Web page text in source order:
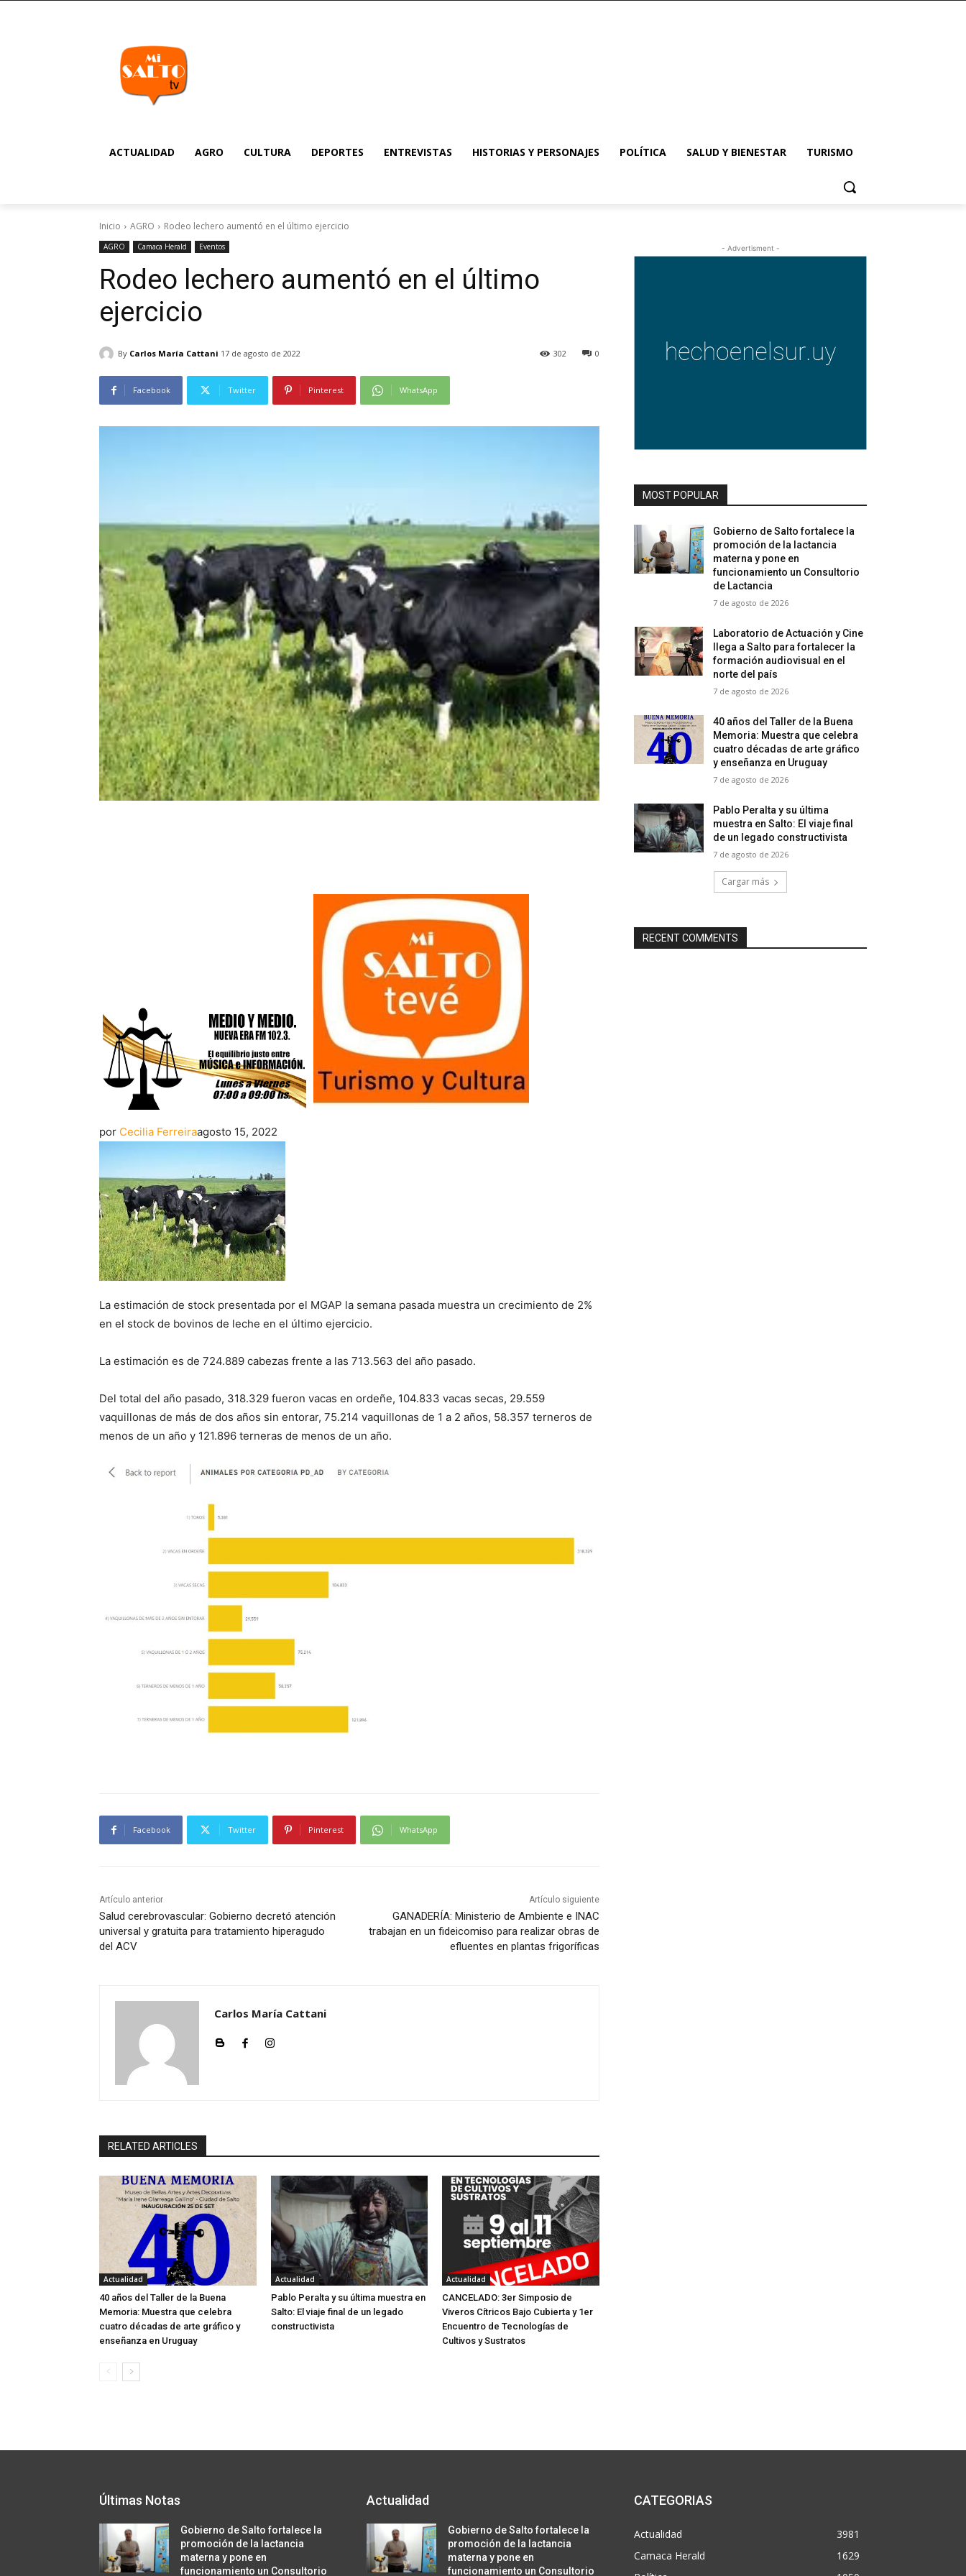
ACTUALIDAD AGRO CULTURA DEPORTES ENTREVISTAS HISTORIAS Y PERSONAJES POLÍTICA SALUD Y BIENESTAR TURISMO
Inicio AGRO Rodeo lechero aumentó en el último ejercicio
AGRO Camaca Herald Eventos
Rodeo lechero aumentó en el último
ejercicio
By Carlos María Cattani 17 de agosto de 2022 0
302
Facebook Twitter Pinterest WhatsApp
por Cecilia Ferreiraagosto 15, 2022
La estimación de stock presentada por el MGAP la semana pasada muestra un crecimiento de 2%
en el stock de bovinos de leche en el último ejercicio.
La estimación es de 724.889 cabezas frente a las 713.563 del año pasado.
Del total del año pasado, 318.329 fueron vacas en ordeñe, 104.833 vacas secas, 29.559
vaquillonas de más de dos años sin entorar, 75.214 vaquillonas de 1 a 2 años, 58.357 terneros de
menos de un año y 121.896 terneras de menos de un año.
Facebook Twitter Pinterest WhatsApp
Artículo anterior
Salud cerebrovascular: Gobierno decretó atención
universal y gratuita para tratamiento hiperagudo
del ACV
Artículo siguiente
GANADERÍA: Ministerio de Ambiente e INAC
trabajan en un fideicomiso para realizar obras de
efluentes en plantas frigoríficas
Carlos María Cattani
RELATED ARTICLES
Actualidad
40 años del Taller de la Buena
Memoria: Muestra que celebra
cuatro décadas de arte gráfico y
enseñanza en Uruguay
Actualidad
Pablo Peralta y su última muestra en
Salto: El viaje final de un legado
constructivista
Actualidad
CANCELADO: 3er Simposio de
Viveros Cítricos Bajo Cubierta y 1er
Encuentro de Tecnologías de
Cultivos y Sustratos
- Advertisment -
MOST POPULAR
Gobierno de Salto fortalece la
promoción de la lactancia
materna y pone en
funcionamiento un Consultorio
de Lactancia
7 de agosto de 2026
Laboratorio de Actuación y Cine
llega a Salto para fortalecer la
formación audiovisual en el
norte del país
7 de agosto de 2026
40 años del Taller de la Buena
Memoria: Muestra que celebra
cuatro décadas de arte gráfico
y enseñanza en Uruguay
7 de agosto de 2026
Pablo Peralta y su última
muestra en Salto: El viaje final
de un legado constructivista
7 de agosto de 2026
Cargar más
RECENT COMMENTS
Últimas Notas
Gobierno de Salto fortalece la
promoción de la lactancia
materna y pone en
funcionamiento un Consultorio
Actualidad
Gobierno de Salto fortalece la
promoción de la lactancia
materna y pone en
funcionamiento un Consultorio
CATEGORIAS
Actualidad
3981
Camaca Herald
1629